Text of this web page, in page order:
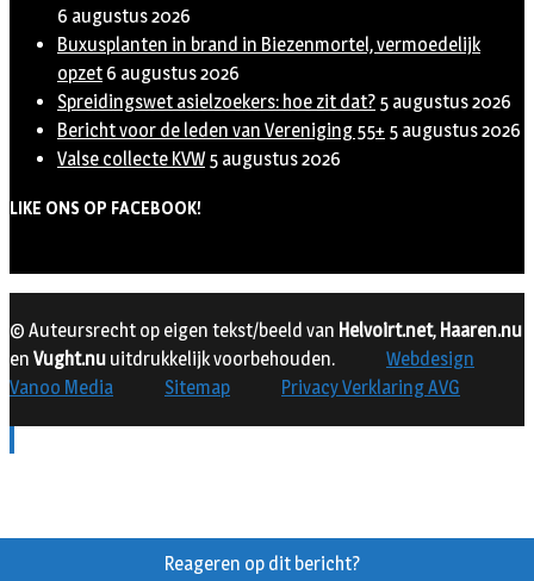
6 augustus 2026
Buxusplanten in brand in Biezenmortel, vermoedelijk
opzet 6 augustus 2026
Spreidingswet asielzoekers: hoe zit dat? 5 augustus 2026
Bericht voor de leden van Vereniging 55+ 5 augustus 2026
Valse collecte KVW 5 augustus 2026
LIKE ONS OP FACEBOOK!
Reageren op dit bericht?
© Auteursrecht op eigen tekst/beeld van Helvoirt.net, Haaren.nu
en Vught.nu uitdrukkelijk voorbehouden.
Webdesign
Vanoo Media
Sitemap Privacy Verklaring AVG